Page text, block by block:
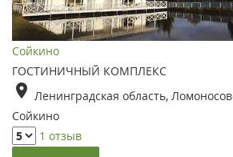
Сойкино
ГОСТИНИЧНЫЙ КОМПЛЕКС
Ленинградская область,
Сойкино
1 отзыв